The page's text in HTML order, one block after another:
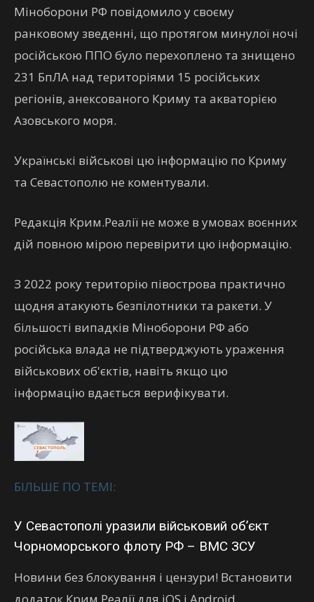
Міноборони РФ повідомило у своєму
ранковому зведенні, що протягом минулої ночі
російською ППО було перехоплено та знищено
231 БпЛА над територіями 15 російських
регіонів, анексованого Криму та акваторією
Азовського моря.
Українські військові цю інформацію по Криму
та Севастополю не коментували.
Редакція Крим.Реалії не може в умовах воєнних
дій повною мірою перевірити цю інформацію.
З 2022 року територію півострова практично
щодня атакують безпілотники та ракети. У
більшості випадків Міноборони РФ або
російська влада не підтверджують ураження
військових об'єктів, навіть якщо цю
інформацію вдається верифікувати.
БІЛЬШЕ ПО ТЕМІ:
У Севастополі уразили військовий об’єкт
Чорноморського флоту РФ – ВМС ЗСУ
Новини без блокування і цензури! Встановити